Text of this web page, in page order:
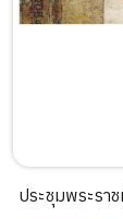
ประชุมพระรา